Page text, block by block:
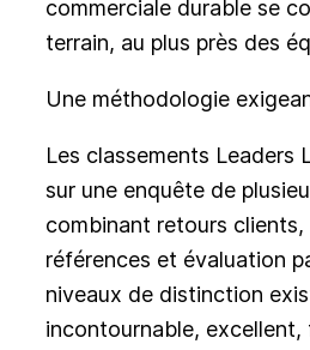
commerciale durable se
terrain, au plus près des
Une méthodologie
Les classements Leaders
sur une enquête de
combinant retours clients,
références et évaluation
niveaux de distinction
incontournable,